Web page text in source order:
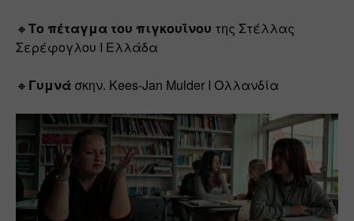
🔸Το πέταγμα του πιγκουΐνου της Στέλλας
Σερέφογλου Ι Ελλάδα
🔸 Γυμνά σκην. Kees-Jan Mulder Ι Ολλανδία